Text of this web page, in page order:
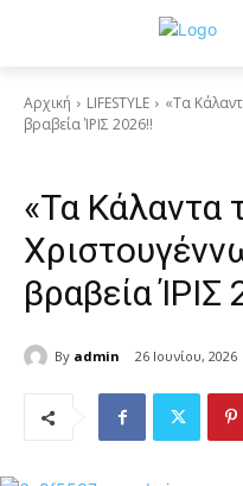
Αρχική LIFESTYLE
«Τα
βραβεία ΊΡΙΣ 2026!!
«Τα Κάλαντα
βραβεία ΊΡΙΣ
By admin 26 Ιουνίου, 2026